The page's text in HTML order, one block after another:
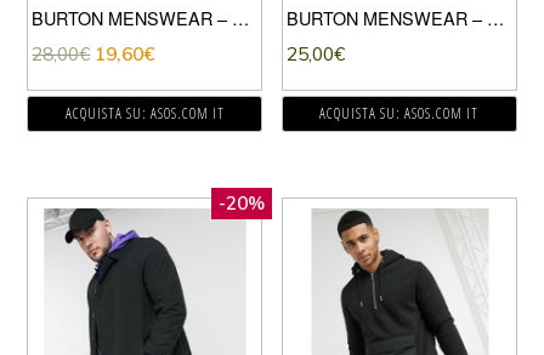
BURTON MENSWEAR – FELPA OVERHEAD CON CAPPUCCIO BLU MEDIO
28,00€ 19,60€
ACQUISTA SU: ASOS.COM IT
BURTON MENSWEAR – FELPA GIROCOLLO BLU NAVY
25,00€
ACQUISTA SU: ASOS.COM IT
-20%